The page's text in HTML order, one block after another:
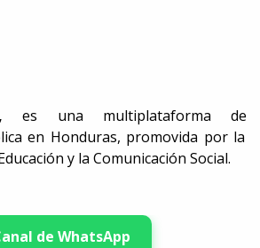
, es una multiplataforma de
en Honduras, promovida por la
y la Comunicación Social.
de WhatsApp